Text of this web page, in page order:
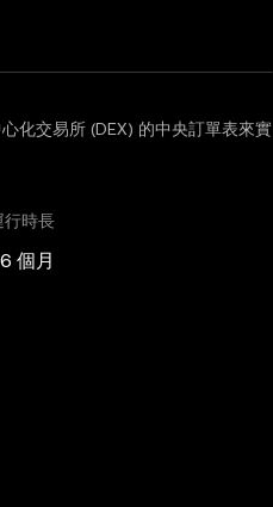
化交易所 (DEX) 的中央訂單表來實
行時長
個月